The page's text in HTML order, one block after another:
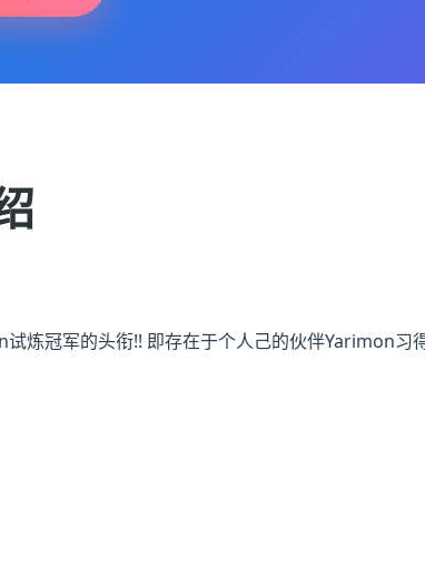
炼冠军的头衔!! 即存在于个人己的伙伴Yarimon习